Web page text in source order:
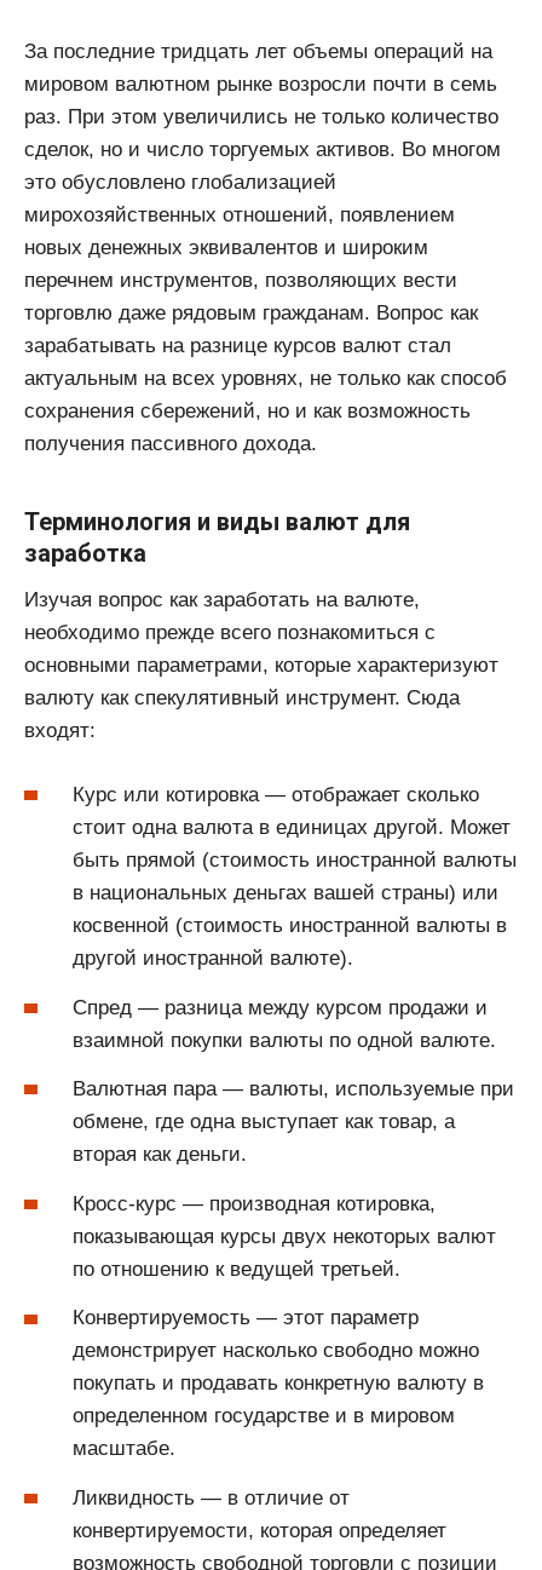
За последние тридцать лет объемы операций на
мировом валютном рынке возросли почти в семь
раз. При этом увеличились не только количество
сделок, но и число торгуемых активов. Во многом
это обусловлено глобализацией
мирохозяйственных отношений, появлением
новых денежных эквивалентов и широким
перечнем инструментов, позволяющих вести
торговлю даже рядовым гражданам. Вопрос как
зарабатывать на разнице курсов валют стал
актуальным на всех уровнях, не только как способ
сохранения сбережений, но и как возможность
получения пассивного дохода.
Терминология и виды валют для
заработка
Изучая вопрос как заработать на валюте,
необходимо прежде всего познакомиться с
основными параметрами, которые характеризуют
валюту как спекулятивный инструмент. Сюда
входят:
Курс или котировка — отображает сколько
стоит одна валюта в единицах другой. Может
быть прямой (стоимость иностранной валюты
в национальных деньгах вашей страны) или
косвенной (стоимость иностранной валюты в
другой иностранной валюте).
Спред — разница между курсом продажи и
взаимной покупки валюты по одной валюте.
Валютная пара — валюты, используемые при
обмене, где одна выступает как товар, а
вторая как деньги.
Кросс-курс — производная котировка,
показывающая курсы двух некоторых валют
по отношению к ведущей третьей.
Конвертируемость — этот параметр
демонстрирует насколько свободно можно
покупать и продавать конкретную валюту в
определенном государстве и в мировом
масштабе.
Ликвидность — в отличие от
конвертируемости, которая определяет
возможность свободной торговли с позиции